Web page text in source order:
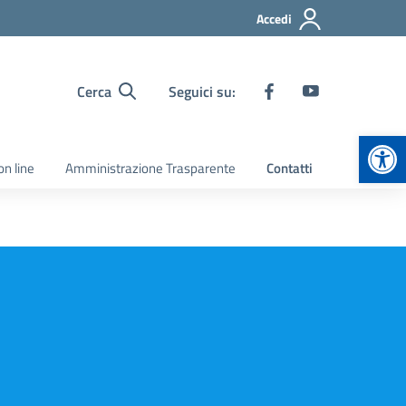
Accedi
Cerca Seguici su:
line Amministrazione Trasparente Contatti